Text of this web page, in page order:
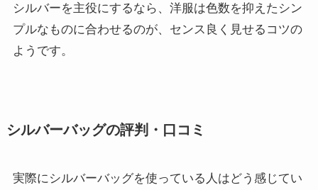
シルバーを主役にするなら、洋服は色数を抑えたシン
プルなものに合わせるのが、センス良く見せるコツの
ようです。
シルバーバッグの評判・口コミ
実際にシルバーバッグを使っている人はどう感じてい